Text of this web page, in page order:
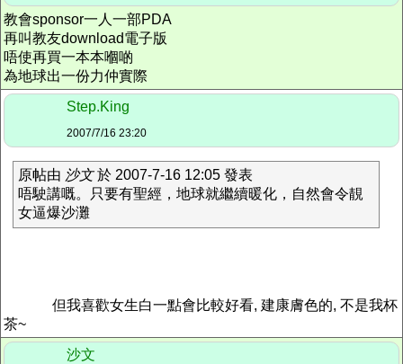
教會sponsor一人一部PDA
再叫教友download電子版
唔使再買一本本嗰啲
為地球出一份力仲實際
Step.King
2007/7/16 23:20
原帖由 沙文於 2007-7-16 12:05 發表
唔駛講嘅。只要有聖經，地球就繼續暖化，自然會令靚
女逼爆沙灘
但我喜歡女生白一點會比較好看, 建康膚色的, 不是我杯
茶~
沙文